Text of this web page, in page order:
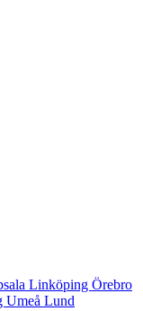
Linköping Örebro
Umeå Lund